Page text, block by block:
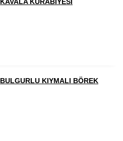
BULGURLU KIYMALI BÖREK